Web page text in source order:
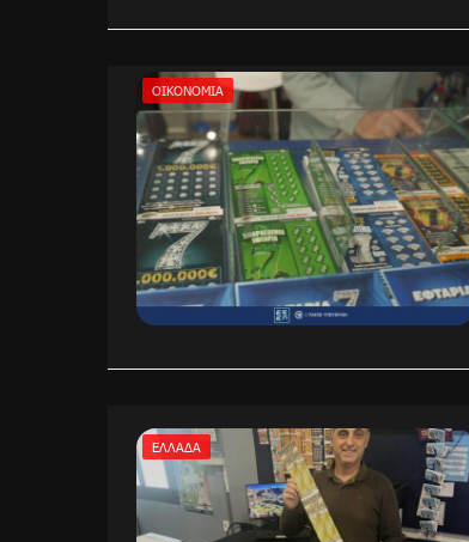
ΟΙΚΟΝΟΜΙΑ
ΕΛΛΆΔΑ